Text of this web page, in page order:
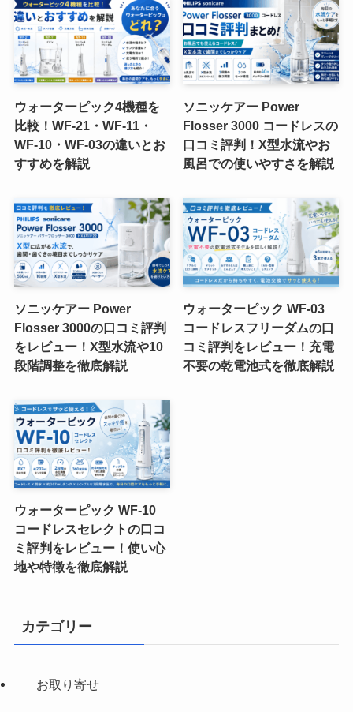
ウォーターピック4機種を
比較！WF-21・WF-11・
WF-10・WF-03の違いとお
すすめを解説
ソニッケアー Power
Flosser 3000 コードレスの
口コミ評判！X型水流やお
風呂での使いやすさを解説
ソニッケアー Power
Flosser 3000の口コミ評判
をレビュー！X型水流や10
段階調整を徹底解説
ウォーターピック WF-03
コードレスフリーダムの口
コミ評判をレビュー！充電
不要の乾電池式を徹底解説
ウォーターピック WF-10
コードレスセレクトの口コ
ミ評判をレビュー！使い心
地や特徴を徹底解説
カテゴリー
お取り寄せ